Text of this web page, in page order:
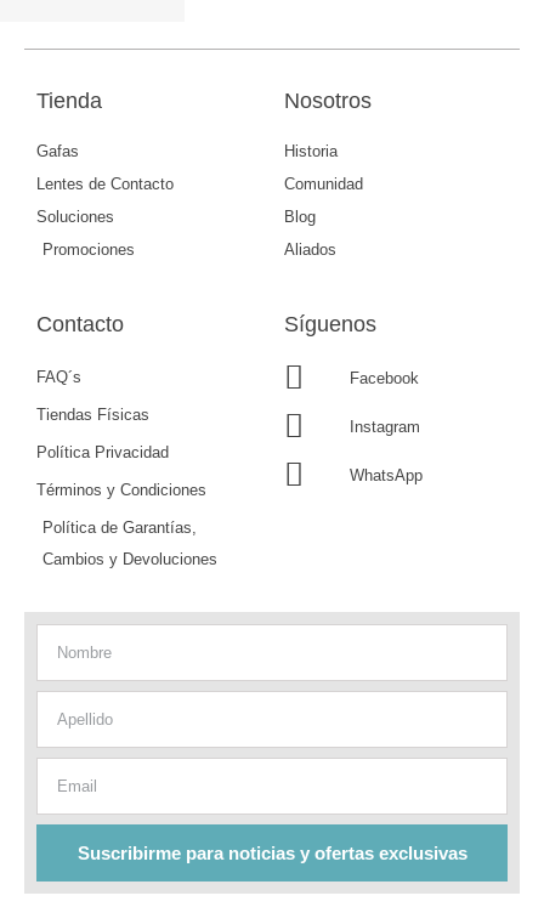
Tienda
Gafas
Lentes de Contacto
Soluciones
Promociones
Nosotros
Historia
Comunidad
Blog
Aliados
Contacto
FAQ´s
Tiendas Físicas
Política Privacidad
Términos y Condiciones
Política de Garantías,
Cambios y Devoluciones
Síguenos
Facebook
Instagram
WhatsApp
Suscribirme para noticias y ofertas exclusivas